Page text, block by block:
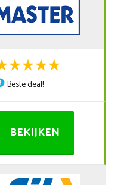
Beste deal!
BEKIJKEN